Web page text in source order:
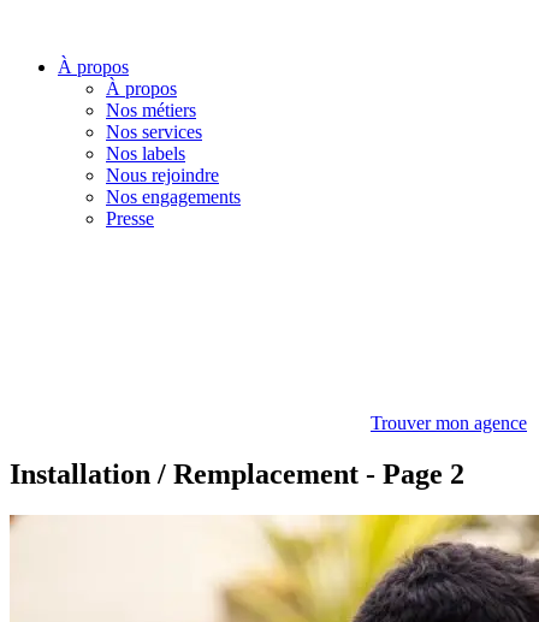
À propos
À propos
Nos métiers
Nos services
Nos labels
Nous rejoindre
Nos engagements
Presse
Trouver mon agence
Installation / Remplacement - Page 2